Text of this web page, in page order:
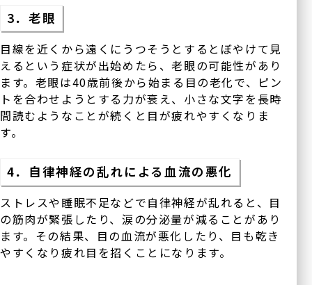
3．老眼
目線を近くから遠くにうつそうとするとぼやけて見
えるという症状が出始めたら、老眼の可能性があり
ます。老眼は40歳前後から始まる目の老化で、ピン
トを合わせようとする力が衰え、小さな文字を長時
間読むようなことが続くと目が疲れやすくなりま
す。
4．自律神経の乱れによる血流の悪化
ストレスや睡眠不足などで自律神経が乱れると、目
の筋肉が緊張したり、涙の分泌量が減ることがあり
ます。その結果、目の血流が悪化したり、目も乾き
やすくなり疲れ目を招くことになります。